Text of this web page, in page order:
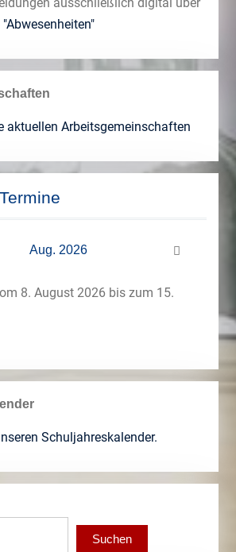
aktuellen Arbeitsgemeinschaften
Aug. 2026
8. August 2026 bis zum 15.
Schuljahreskalender.
Suchen